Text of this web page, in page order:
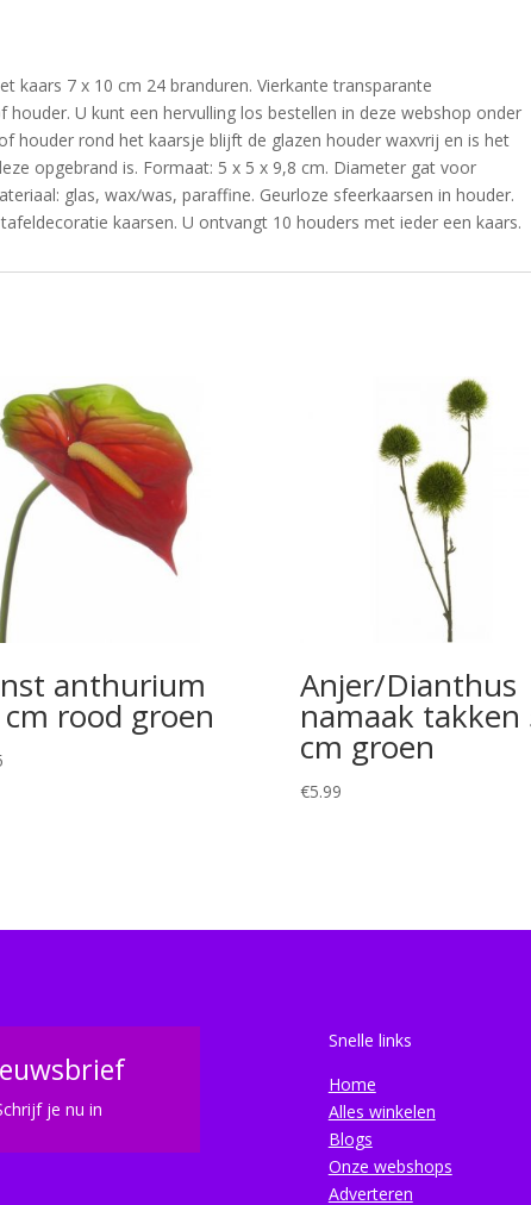
kaars 7 x 10 cm 24 branduren. Vierkante transparante
U kunt een hervulling los bestellen in deze webshop onder
houder rond het kaarsje blijft de glazen houder waxvrij en is het
opgebrand is. Formaat: 5 x 5 x 9,8 cm. Diameter gat voor
glas, wax/was, paraffine. Geurloze sfeerkaarsen in houder.
kaarsen. U ontvangt 10 houders met ieder een kaars.
anthurium
rood groen
Anjer/Dianthus
namaak takken
cm groen
€5.99
je nu in
Snelle links
Home
Alles winkelen
Blogs
Onze webshops
Adverteren